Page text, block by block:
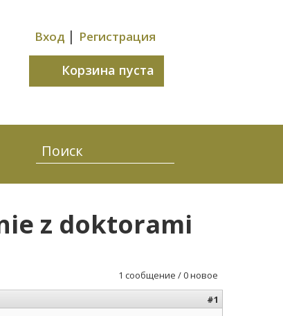
Вход | Регистрация
Корзина пуста
z doktorami
1 сообщение / 0 новое
#1